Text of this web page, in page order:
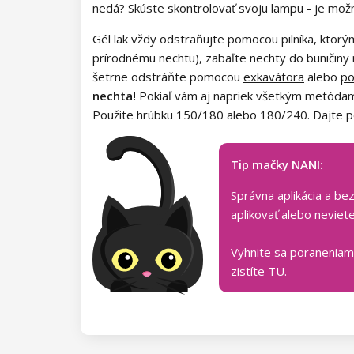
Kolekcia Army Lady
Kolekcia Chocolate Box
Kolekcia Romantic Sunset
Kolekcia Paradise Dream
Kolekcia Ocean Drive
Kolekcia Pure Beauty
Kolekcia Cupcake
Kolekcia Time to Warm Up
Kolekcia Let It Snow!
nedá? Skúste skontrolovať svoju lampu - je
Gél lak vždy odstraňujte pomocou pilníka,
prírodnému nechtu), zabaľte nechty do
šetrne odstráňte pomocou exkavátora alebo
nechta! Pokiaľ vám aj napriek všetkým
Použite hrúbku 150/180 alebo 180/240. Dajte
Tip mačky NANI:
Správna aplikácia a
aplikovať alebo
Vyhnite sa
zistíte TU.